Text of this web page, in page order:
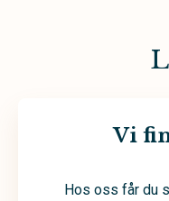
Vi
Hos oss får du